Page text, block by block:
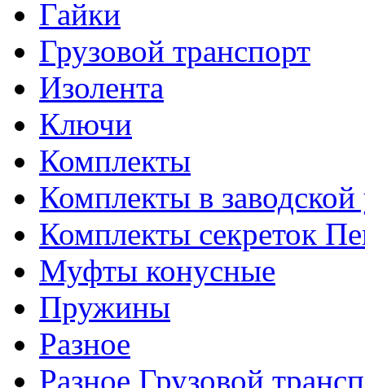
Гайки
Грузовой транспорт
Изолента
Ключи
Комплекты
Комплекты в заводской
Комплекты секреток
Муфты конусные
Пружины
Разное
Разное Грузовой